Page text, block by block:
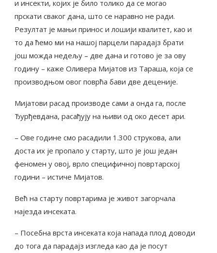
и инсекти, којих је било толико да се могао
прскати сваког дана, што се наравно не ради.
Резултат је мањи принос и лошији квалитет, као и
то да ћемо ми на нашој парцели парадајз брати
још можда недељу – две дана и готово је за ову
годину – каже Оливера Мијатов из Тараша, која се
производњом овог поврћа бави две деценије.
Мијатови расад производе сами а онда га, после
Ђурђевдана, расађују на њиви од око десет ари.
– Ове године смо расадили 1.300 струкова, али
доста их је пропало у старту, што је још један
феномен у овој, врло специфичној повртарској
години – истиче Мијатов.
Већ на старту повртарима је живот загорчала
најезда инсеката.
– Посебна врста инсеката која напада плод доводи
до тога да парадајз изгледа као да је посут